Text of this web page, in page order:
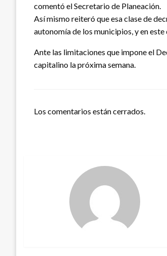
comentó el Secretario de Planeación.
Así mismo reiteró que esa clase de
autonomía de los municipios, y en
Ante las limitaciones que impone el
capitalino la próxima semana.
Los comentarios están cerrados.